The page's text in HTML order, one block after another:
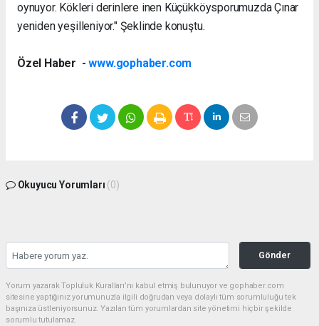
oynuyor. Kökleri derinlere inen Küçükköysporumuzda Çınar
yeniden yeşilleniyor." Şeklinde konuştu.
Özel Haber -www.gophaber.com
Okuyucu Yorumları (0)
Gönder
Yorum yazarak Topluluk Kuralları’nı kabul etmiş bulunuyor ve gophaber.com
sitesine yaptığınız yorumunuzla ilgili doğrudan veya dolaylı tüm sorumluluğu tek
başınıza üstleniyorsunuz. Yazılan tüm yorumlardan site yönetimi hiçbir şekilde
sorumlu tutulamaz.